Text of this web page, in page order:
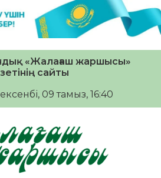
«Жалағаш жаршысы»
сайты
09 тамыз, 16:40